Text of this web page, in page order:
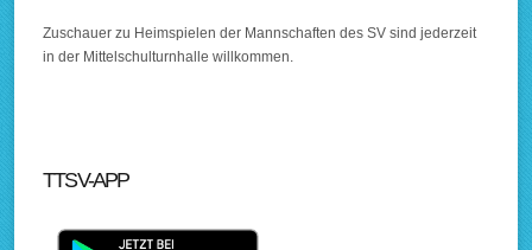
Zuschauer zu Heimspielen der Mannschaften des SV sind jederzeit
in der Mittelschulturnhalle willkommen.
TTSV-APP